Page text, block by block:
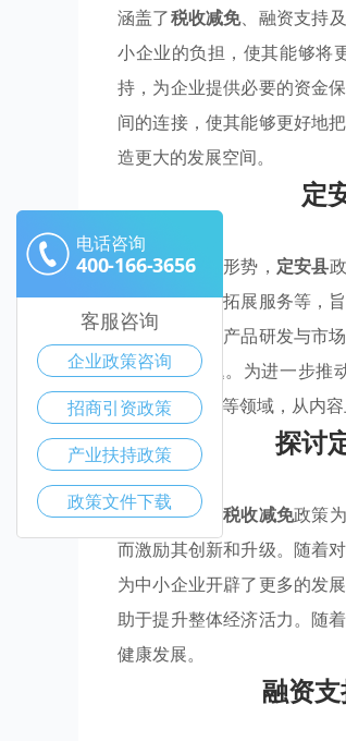
涵盖了税收减免、融资支持
小企业的负担，使其能够将
持，为企业提供必要的资金
间的连接，使其能够更好地
造更大的发展空间。
定
为适应新经济形势， 定安县
支持以及市场拓展服务等，
从而更专注于产品研发与市
金短缺的问题。为进一步推
销、数据分析等领域，从内
探讨
定安县实施的税收减免政策
而激励其创新和升级。随着
为中小企业开辟了更多的发
助于提升整体经济活力。随
健康发展。
融资
电话咨询
400-166-3656
客服咨询
企业政策咨询
招商引资政策
产业扶持政策
政策文件下载